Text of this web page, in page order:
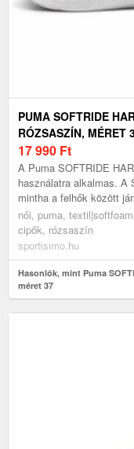
PUMA SOFTRIDE
RÓZSASZÍN, MÉRET
17 990 Ft
A Puma SOFTRIDE
használatra alkalmas. A
mintha a felhők között
női, puma,
cipők, rózsaszín
sportisimo.hu
Hasonlók, mint Puma
méret 37